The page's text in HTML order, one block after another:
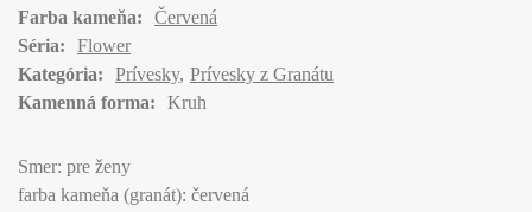
Farba kameňa:
Červená
Séria:
Flower
Kategória:
Prívesky Prívesky z Granátu
Kamenná forma:
Kruh
Smer: pre ženy
farba kameňa (granát): červená